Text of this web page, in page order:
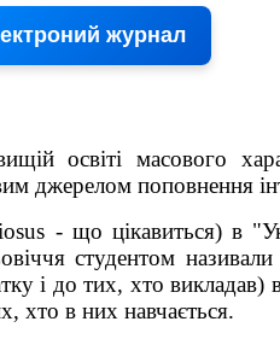
журнал
освіті масового
джерелом поповнення
- що цікавиться) в
студентом
і до тих, хто
хто в них навчається.